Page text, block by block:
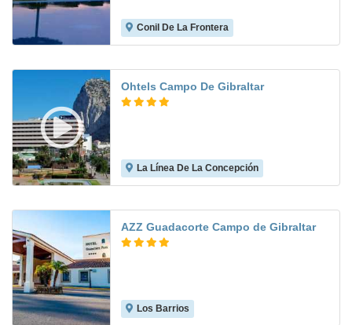
Conil De La Frontera
Ohtels Campo De Gibraltar
La Línea De La Concepción
AZZ Guadacorte Campo de Gibraltar
Los Barrios